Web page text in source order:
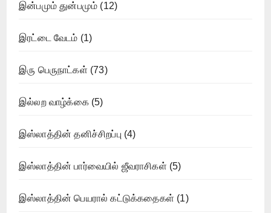
இன்பமும் துன்பமும் (12)
இரட்டை வேடம் (1)
இரு பெருநாட்கள் (73)
இல்லற வாழ்க்கை(5)
இஸ்லாத்தின் தனிச்சிறப்பு (4)
இஸ்லாத்தின் பார்வையில் ஜீவராசிகள் (5)
இஸ்லாத்தின் பெயரால் கட்டுக்கதைகள் (1)